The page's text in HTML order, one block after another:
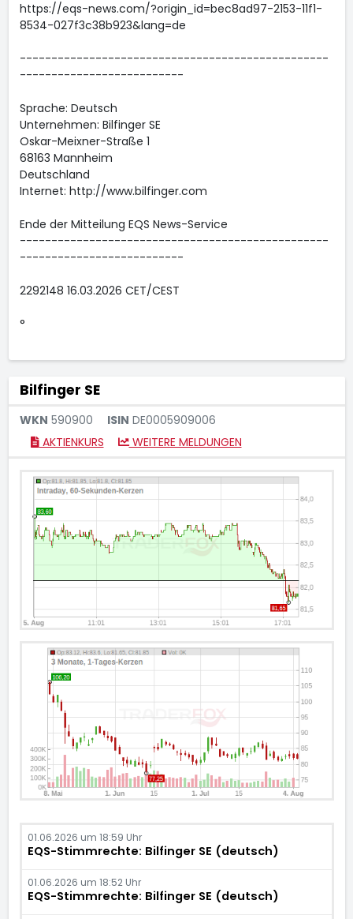
https://eqs-news.com/?origin_id=bec8ad97-2153-11f1-
8534-027f3c38b923&lang=de
-------------------------------------------------
--------------------------
Sprache: Deutsch
Unternehmen: Bilfinger SE
Oskar-Meixner-Straße 1
68163 Mannheim
Deutschland
Internet: http://www.bilfinger.com
Ende der Mitteilung EQS News-Service
-------------------------------------------------
--------------------------
2292148 16.03.2026 CET/CEST
°
Bilfinger SE
WKN 590900 ISIN DE0005909006
AKTIENKURS
WEITERE MELDUNGEN
01.06.2026 um 18:59 Uhr
EQS-Stimmrechte: Bilfinger SE (deutsch)
01.06.2026 um 18:52 Uhr
EQS-Stimmrechte: Bilfinger SE (deutsch)